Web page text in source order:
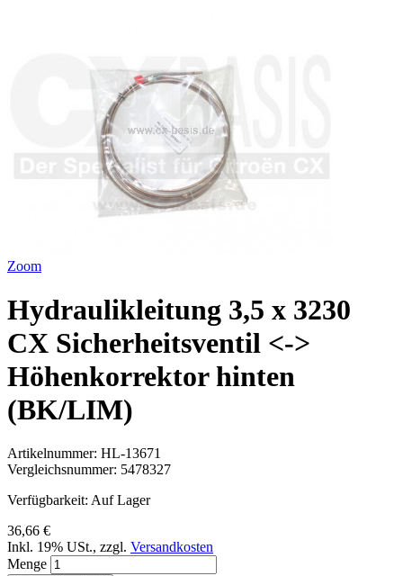
Zoom
Hydraulikleitung 3,5 x 3230
CX Sicherheitsventil <->
Höhenkorrektor hinten
(BK/LIM)
Artikelnummer: HL-13671
Vergleichsnummer: 5478327
Verfügbarkeit: Auf Lager
36,66 €
Inkl. 19% USt., zzgl. Versandkosten
Menge